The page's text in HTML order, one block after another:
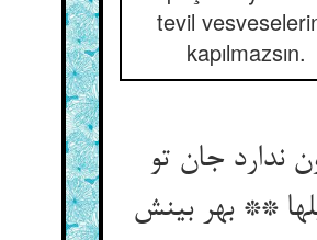
tevil
kapılmazsın.
ندارد جان تو
** بهر بینش